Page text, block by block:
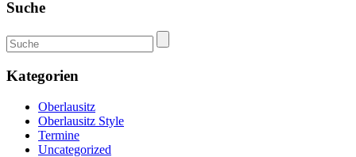
Suche
Suche
Kategorien
Oberlausitz
Oberlausitz Style
Termine
Uncategorized